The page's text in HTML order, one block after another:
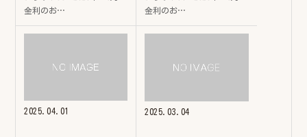
金利のお…
金利のお…
2025.04.01 2025.03.04